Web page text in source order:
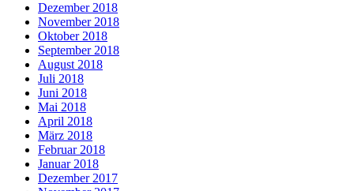
Dezember 2018
November 2018
Oktober 2018
September 2018
August 2018
Juli 2018
Juni 2018
Mai 2018
April 2018
März 2018
Februar 2018
Januar 2018
Dezember 2017